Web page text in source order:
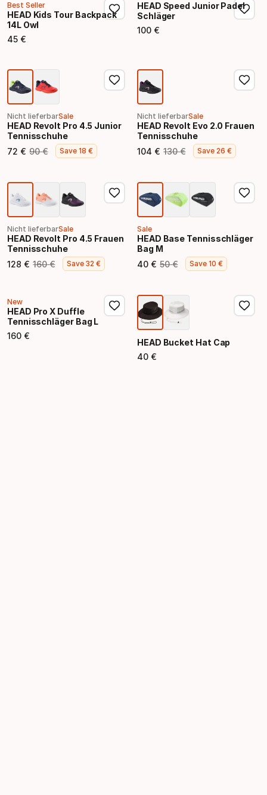
Best Seller
HEAD Kids Tour Backpack
14L Owl
45 €
Endpreis
HEAD Speed Junior Padel
Schläger
100 €
Endpreis
Nicht lieferbarSale
HEAD Revolt Pro 4.5 Junior
Tennisschuhe
72 €
Endpreis
90 €
Ursprünglicher Preis
Save18 €
Nicht lieferbarSale
HEAD Revolt Evo 2.0 Frauen
Tennisschuhe
104 €
Endpreis
130 €
Ursprünglicher Preis
Save26 €
Nicht lieferbarSale
HEAD Revolt Pro 4.5 Frauen
Tennisschuhe
128 €
Endpreis
160 €
Ursprünglicher Preis
Save32 €
Sale
HEAD Base Tennisschläger
Bag M
40 €
Endpreis
50 €
Ursprünglicher Preis
Save10 €
New
HEAD Pro X Duffle
Tennisschläger Bag L
160 €
Endpreis
HEAD Bucket Hat Cap
40 €
Endpreis